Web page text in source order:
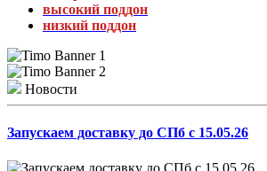
высокий поддон
низкий поддон
Новости
Запускаем доставку до СПб с 15.05.26